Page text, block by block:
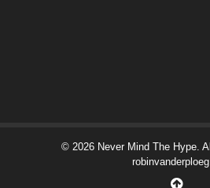
© 2026 Never Mind The Hype.